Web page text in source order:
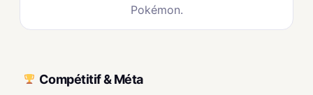
Pokémon.
Compétitif & Méta